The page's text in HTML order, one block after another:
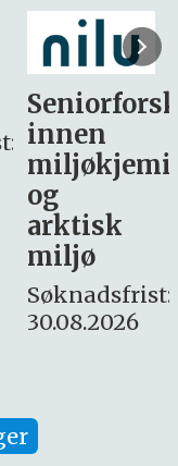
søker
– fast
Søknadsfrist:
16. august.